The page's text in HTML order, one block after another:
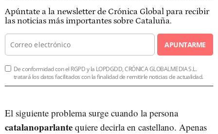
Apúntate a la newsletter de Crónica Global para recibir
las noticias más importantes sobre Cataluña.
APUNTARME
De conformidad con el RGPD y la LOPDGDD, CRÓNICA GLOBALMEDIA S.L.
tratará los datos facilitados con la finalidad de remitirle noticias de actualidad.
El siguiente problema surge cuando la persona
catalanoparlante quiere decirla en castellano. Apenas